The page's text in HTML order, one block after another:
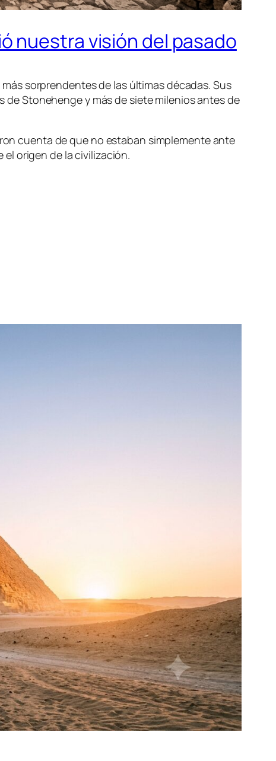
nuestra visión del pasado
sorprendentes de las últimas décadas. Sus
Stonehenge y más de siete milenios antes de
cuenta de que no estaban simplemente ante
origen de la civilización.